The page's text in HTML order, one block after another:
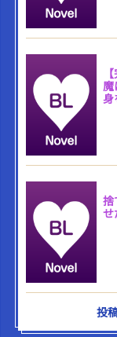
魔
身
捨
せ
投